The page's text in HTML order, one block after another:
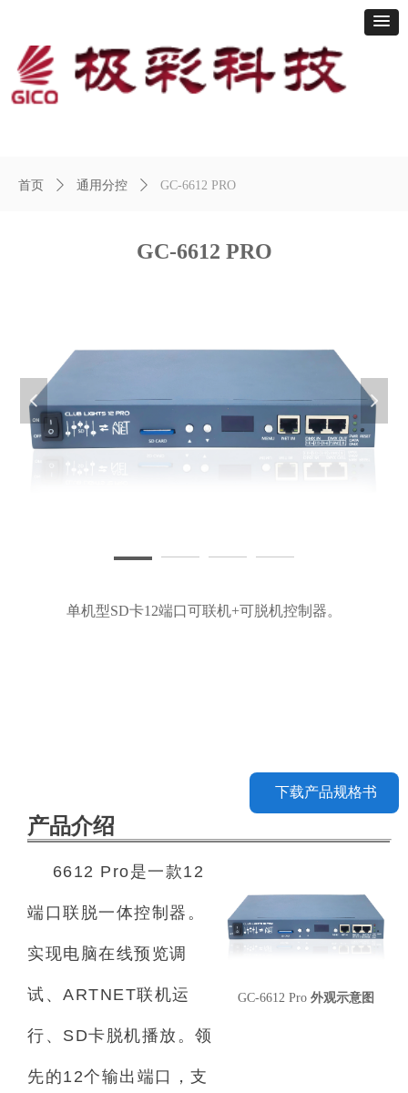
首页 ꄲ 通用分控 ꄲ GC-6612 PRO
넳 넲
GC-6612 PRO
单机型SD卡12端口可联机+可脱机控制器。
下载产品规格书
产品介绍
6612 Pro是一款12
端口联脱一体控制器。
实现电脑在线预览调
试、 ARTNET联机运
行 、 SD卡脱机播放。领
先的12个输出端口，支
GC-6612 Pro 外观示意图